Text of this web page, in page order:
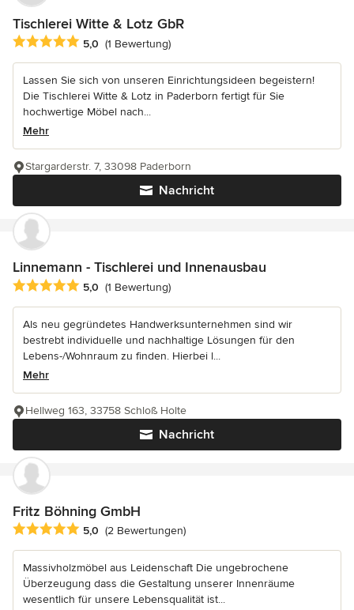
Tischlerei Witte & Lotz GbR
Durchschnittliche Bewertung: 5 von 5 Sternen
5,0 (1 Bewertung)
Lassen Sie sich von unseren Einrichtungsideen begeistern!
Die Tischlerei Witte & Lotz in Paderborn fertigt für Sie
hochwertige Möbel nach...
Mehr
Nachricht
Stargarderstr. 7, 33098 Paderborn
Linnemann - Tischlerei und Innenausbau
Durchschnittliche Bewertung: 5 von 5 Sternen
5,0 (1 Bewertung)
Als neu gegründetes Handwerksunternehmen sind wir
bestrebt individuelle und nachhaltige Lösungen für den
Lebens-/Wohnraum zu finden. Hierbei l...
Mehr
Nachricht
Hellweg 163, 33758 Schloß Holte
Fritz Böhning GmbH
Durchschnittliche Bewertung: 5 von 5 Sternen
5,0 (2 Bewertungen)
Massivholzmöbel aus Leidenschaft Die ungebrochene
Überzeugung dass die Gestaltung unserer Innenräume
wesentlich für unsere Lebensqualität ist...